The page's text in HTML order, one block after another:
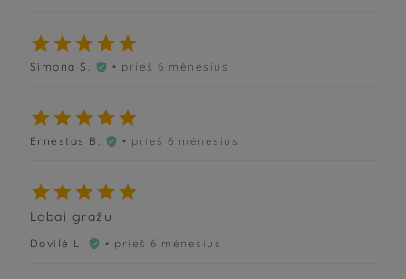

Simona Š.  • prieš 6 mėnesius

Ernestas B.  • prieš 6 mėnesius

Labai gražu
Dovilė L.  • prieš 6 mėnesius